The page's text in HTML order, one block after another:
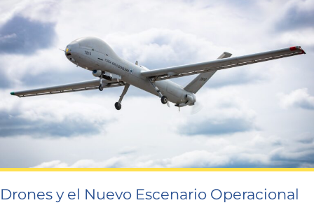
Drones y el Nuevo Escenario Operacional